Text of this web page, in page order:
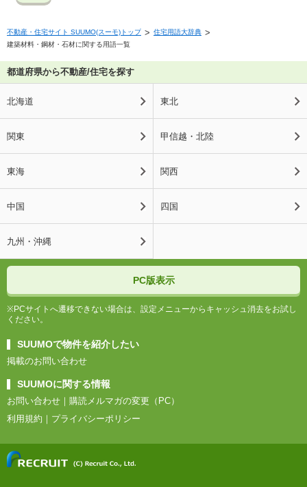
不動産・住宅サイト SUUMO(スーモ)トップ
住宅用語大辞典
建築材料・鋼材・石材に関する用語一覧
都道府県から不動産/住宅を探す
北海道 東北
関東 甲信越・北陸
東海 関西
中国 四国
九州・沖縄
PC版表示
※PCサイトへ遷移できない場合は、設定メニューからキャッシュ消去をお試し
ください。
SUUMOで物件を紹介したい
掲載のお問い合わせ
SUUMOに関する情報
お問い合わせ
購読メルマガの変更（PC）
利用規約
プライバシーポリシー